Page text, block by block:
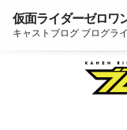
仮面ライダーゼロワ
キャストブログ ブログラ